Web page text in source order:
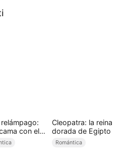
con el
Cleopatra: la reina
dorada de Egipto
Romántica